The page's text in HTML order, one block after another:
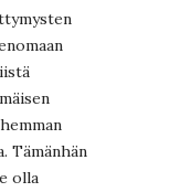
Tämänhän
olla